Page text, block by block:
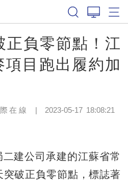
正負零節點！江
目跑出履約加
在線 | 2023-05-17 18:08:21
建公司承建的江蘇省常
破正負零節點，標誌著